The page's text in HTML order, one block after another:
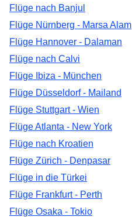
Flüge nach Banjul
Flüge Nürnberg - Marsa Alam
Flüge Hannover - Dalaman
Flüge nach Calvi
Flüge Ibiza - München
Flüge Düsseldorf - Mailand
Flüge Stuttgart - Wien
Flüge Atlanta - New York
Flüge nach Kroatien
Flüge Zürich - Denpasar
Flüge in die Türkei
Flüge Frankfurt - Perth
Flüge Osaka - Tokio